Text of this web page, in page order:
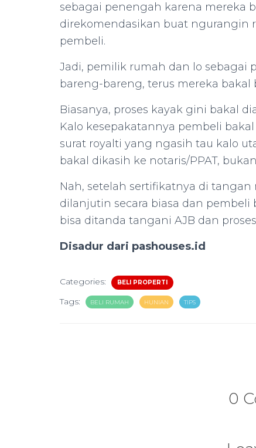
sebagai penengah karena mereka
direkomendasikan buat ngurangin
pembeli.
Jadi, pemilik rumah dan lo sebagai
bareng-bareng, terus mereka
Biasanya, proses kayak gini bakal
Kalo kesepakatannya pembeli
surat royalti yang ngasih tau kalo
bakal dikasih ke notaris/PPAT,
Nah, setelah sertifikatnya di tangan
dilanjutin secara biasa dan pembeli
bisa ditanda tangani AJB dan
Disadur dari pashouses.id
Categories: BELI PROPERTI
Tags: BELI RUMAH HUNIAN TIPS
0